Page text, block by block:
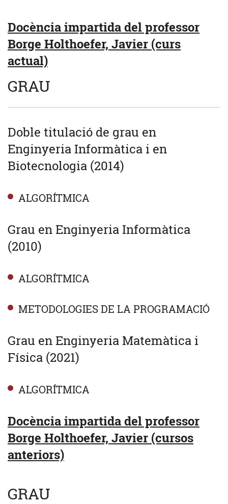
Docència impartida del professor
Borge Holthoefer, Javier (curs
actual)
GRAU
Doble titulació de grau en
Enginyeria Informàtica i en
Biotecnologia (2014)
ALGORÍTMICA
Grau en Enginyeria Informàtica
(2010)
ALGORÍTMICA
METODOLOGIES DE LA PROGRAMACIÓ
Grau en Enginyeria Matemàtica i
Física (2021)
ALGORÍTMICA
Docència impartida del professor
Borge Holthoefer, Javier (cursos
anteriors)
GRAU